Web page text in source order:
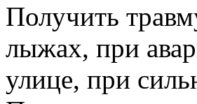
Получить
лыжах, при
улице, при